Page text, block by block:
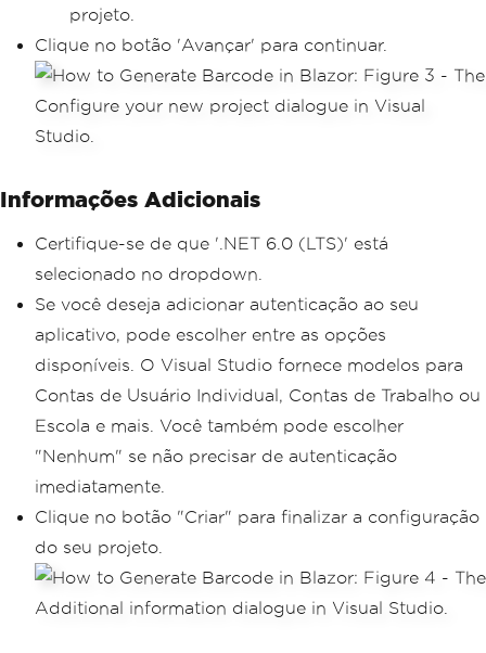
projeto.
Clique no botão 'Avançar' para continuar.
Informações Adicionais
Certifique-se de que '.NET 6.0 (LTS)' está
selecionado no dropdown.
Se você deseja adicionar autenticação ao seu
aplicativo, pode escolher entre as opções
disponíveis. O Visual Studio fornece modelos para
Contas de Usuário Individual, Contas de Trabalho ou
Escola e mais. Você também pode escolher
"Nenhum" se não precisar de autenticação
imediatamente.
Clique no botão "Criar" para finalizar a configuração
do seu projeto.